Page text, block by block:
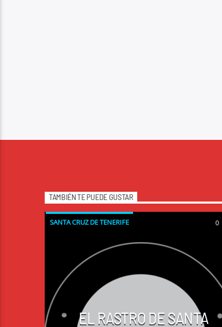
TAMBIÉN TE PUEDE GUSTAR
SANTA CRUZ DE TENERIFE 0
EL RASTRO DE SANTA